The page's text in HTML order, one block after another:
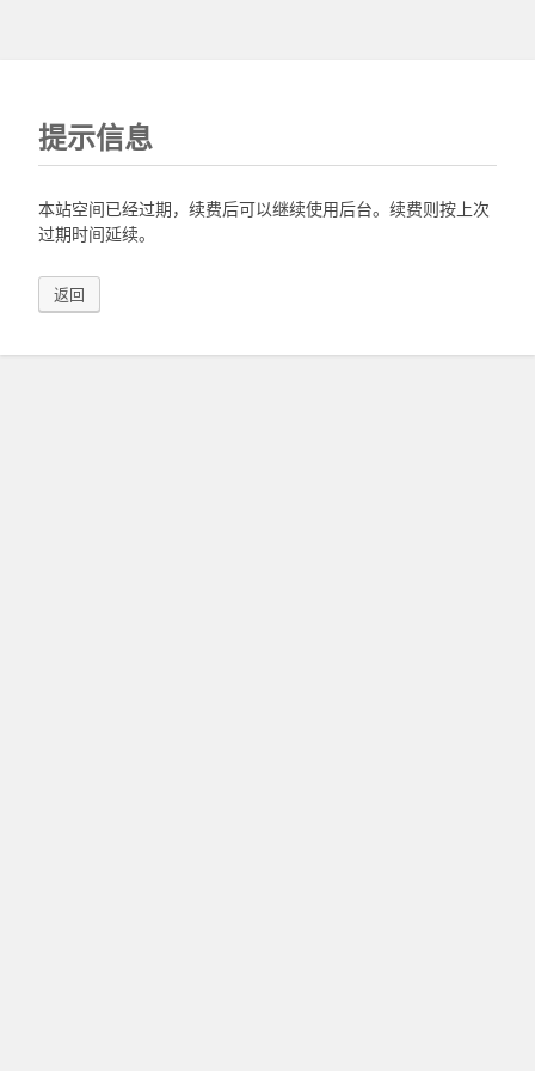
提示信息
本站空间已经过期，续费后可以继续使用后台。续费则按上次
过期时间延续。
返回